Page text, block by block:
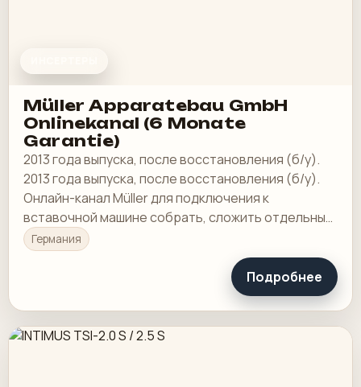
Müller Apparatebau GmbH
Onlinekanal (6 Monate
Garantie)
2013 года выпуска, после восстановления (б/у).
2013 года выпуска, после восстановления (б/у).
Онлайн-канал Müller для подключения к
вставочной машине собрать, сложить отдельные
листы А4
Германия
Подробнее